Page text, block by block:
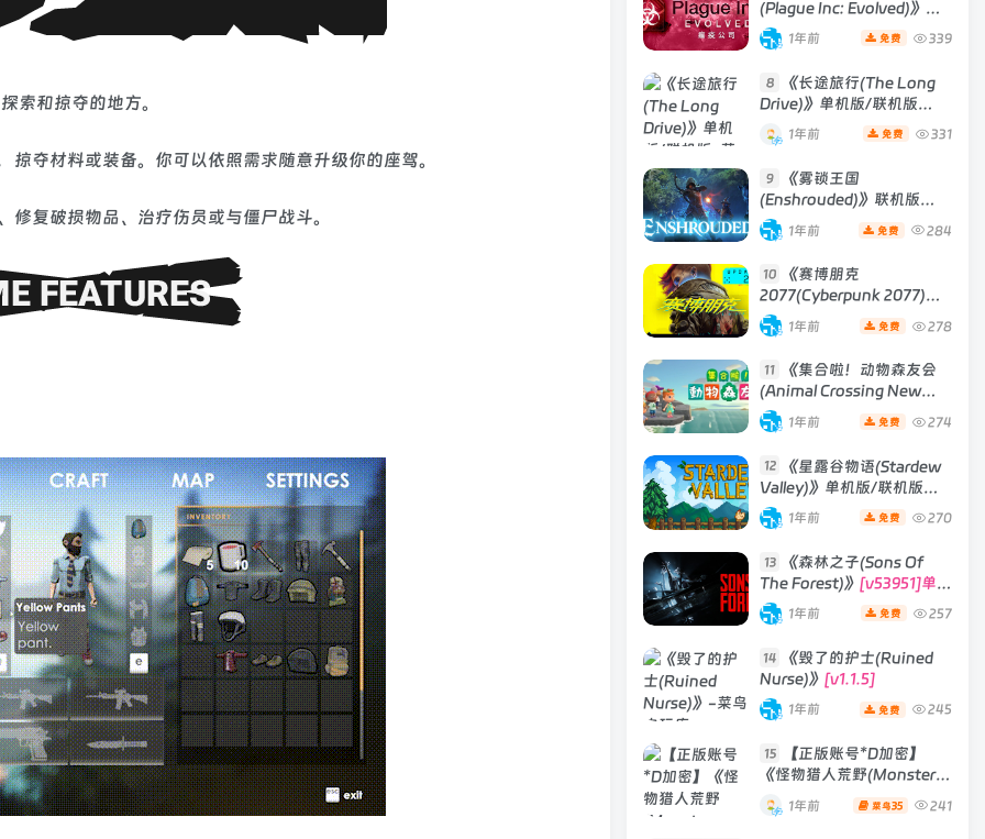
索和掠夺的地方。
夺材料或装备。你可以依照需求随意升级你的座驾。
复破损物品、治疗伤员或与僵尸战斗。
(Plague Inc: Evolved)》
[v1.19.1.0]
1年前 免费 339
8
《长途旅行(The Long
Drive)》单机版/联机版
[v2023.05.02d ]
1年前 免费 331
9
《雾锁王国
(Enshrouded)》联机版
[Build 29012025 联机版]
1年前 免费 284
10
《赛博朋克
2077(Cyberpunk 2077)》
[v2.3往日之影DLC 赠送4K
材质包]
1年前 免费 278
11
《集合啦！动物森友会
(Animal Crossing New
Horizons)》
[v2.0.6] 模拟器
版 整合全部DLC
1年前 免费 274
12
《星露谷物语(Stardew
Valley)》单机版/联机版
[v1.6.15]
1年前 免费 270
13
《森林之子(Sons Of
The Forest)》 [v53951]单机
版|联机版
1年前 免费 257
14
《毁了的护士(Ruined
Nurse)》 [v1.1.5]
1年前 免费 245
15
【正版账号*D加密】
《怪物猎人荒野(Monster
Hunter Wilds)》
1年前 菜鸟35 241